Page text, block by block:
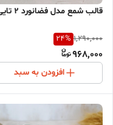
قالب شمع مدل فضانورد 2 تایی
1,290,000
24%
968,000
افزودن به سبد